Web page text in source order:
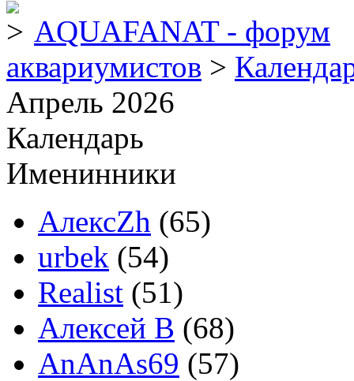
AQUAFANAT - форум
аквариумистов >
Апрель 2026
Календарь
Именинники
АлексZh (65)
urbek (54)
Realist (51)
Алексей В (68)
AnAnAs69 (57)